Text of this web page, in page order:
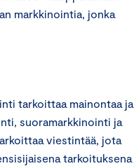
markkinointia, jonka
tarkoittaa mainontaa ja
suoramarkkinointi ja
viestintää, jota
tarkoituksena